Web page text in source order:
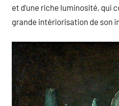
et d’une riche luminosité, qui
grande intériorisation de son